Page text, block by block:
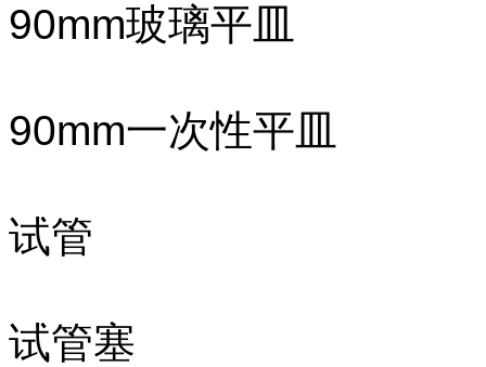
90mm玻璃平皿
90mm一次性平皿
试管
试管塞